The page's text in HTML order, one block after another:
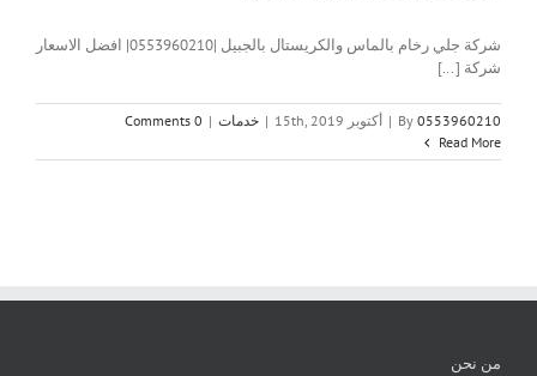
شركة جلي رخام بالماس والكريستال بالجبيل |0553960210| افضل الاسعار
شركة [...]
By 0553960210
| أكتوبر 15th, 2019 | خدمات |
0 Comments
Read More
من نحن